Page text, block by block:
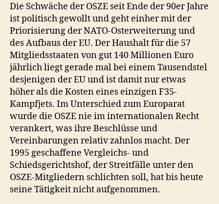
Die Schwäche der OSZE seit Ende der 90er Jahre
ist politisch gewollt und geht einher mit der
Priorisierung der NATO-Osterweiterung und
des Aufbaus der EU. Der Haushalt für die 57
Mitgliedsstaaten von gut 140 Millionen Euro
jährlich liegt gerade mal bei einem Tausendstel
desjenigen der EU und ist damit nur etwas
höher als die Kosten eines einzigen F35-
Kampfjets. Im Unterschied zum Europarat
wurde die OSZE nie im internationalen Recht
verankert, was ihre Beschlüsse und
Vereinbarungen relativ zahnlos macht. Der
1995 geschaffene Vergleichs- und
Schiedsgerichtshof, der Streitfälle unter den
OSZE-Mitgliedern schlichten soll, hat bis heute
seine Tätigkeit nicht aufgenommen.